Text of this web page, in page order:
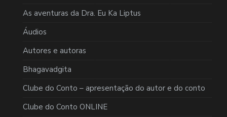
As aventuras da Dra. Eu Ka Liptus
Áudios
Autores e autoras
Bhagavadgita
Clube do Conto – apresentação do autor e do conto
Clube do Conto ONLINE